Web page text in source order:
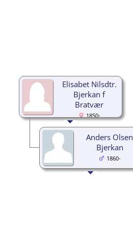
Elisabet Nilsdtr.
Bjerkan f
Bratvær
1850-
Anders Olsen
Bjerkan
1860-